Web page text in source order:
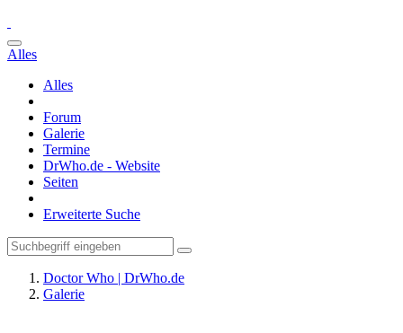
Alles
Alles
Forum
Galerie
Termine
DrWho.de - Website
Seiten
Erweiterte Suche
Doctor Who | DrWho.de
Galerie